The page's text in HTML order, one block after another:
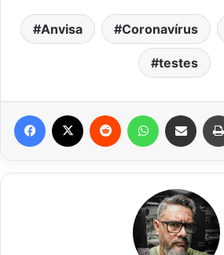
Anvisa Coronavírus
testes
Facebook Reddit WhatsAppCompartilhar via e-mail